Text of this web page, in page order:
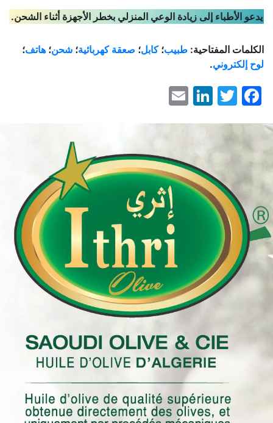
يدعو الأطباء إلى زيادة الوعي المنزلي بخطر الأجهزة أثناء الشحن.
الكلمات المفتاحية: طبيب؛كابل؛ صعقة كهربائية؛ شحن؛ هاتف؛
لوح إلكتروني.
Facebook
Twitter
LinkedIn